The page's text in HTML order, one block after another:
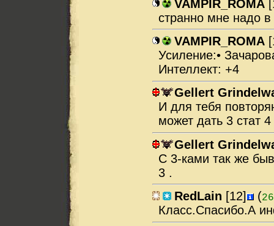
VAMPIR_ROMA
странно мне надо в
VAMPIR_ROMA
Усиление:•
Интеллект: +4
Gellert
И для тебя
может дать 3 стат
Gellert
С 3-ками так же
3 .
RedLain [12] (
Класс.Спасибо.А